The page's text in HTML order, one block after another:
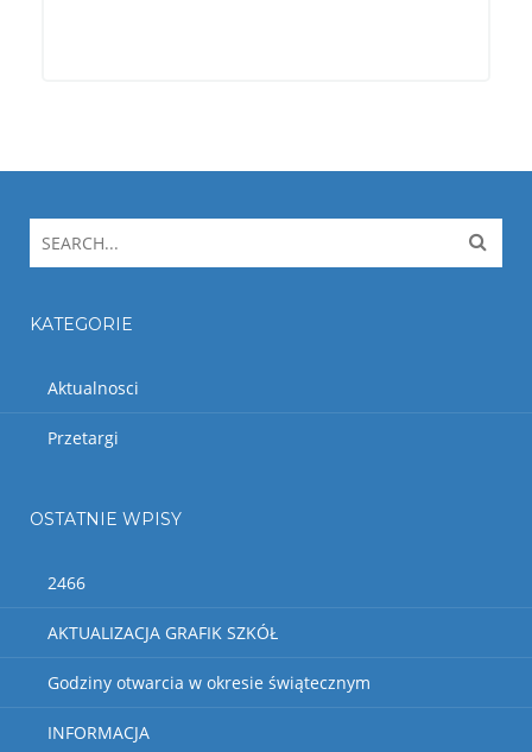
KATEGORIE
Aktualnosci
Przetargi
OSTATNIE WPISY
2466
AKTUALIZACJA GRAFIK SZKÓŁ
Godziny otwarcia w okresie świątecznym
INFORMACJA